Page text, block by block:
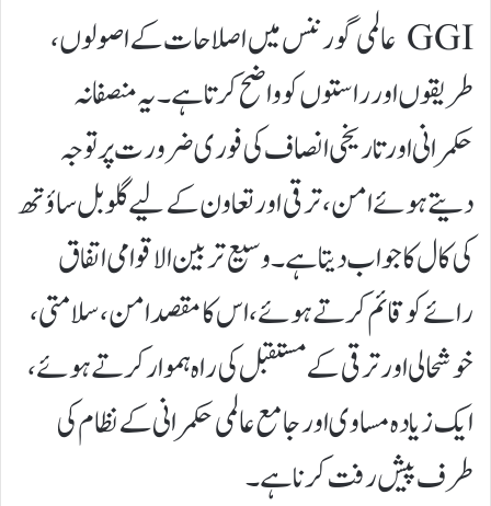
GGI عالمی گورننس میں اصلاحات کے اصولوں،
طریقوں اور راستوں کو واضح کرتا ہے۔ یہ منصفانہ
حکمرانی اور تاریخی انصاف کی فوری ضرورت پر توجہ
دیتے ہوئے امن، ترقی اور تعاون کے لیے گلوبل ساؤتھ
کی کال کا جواب دیتا ہے۔ وسیع تر بین الاقوامی اتفاق
رائے کو قائم کرتے ہوئے، اس کا مقصد امن، سلامتی،
خوشحالی اور ترقی کے مستقبل کی راہ ہموار کرتے ہوئے،
ایک زیادہ مساوی اور جامع عالمی حکمرانی کے نظام کی
طرف پیش رفت کرنا ہے۔